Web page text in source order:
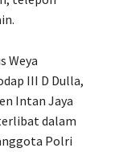
Weya
III D Dulla,
Intan Jaya
dalam
Polri